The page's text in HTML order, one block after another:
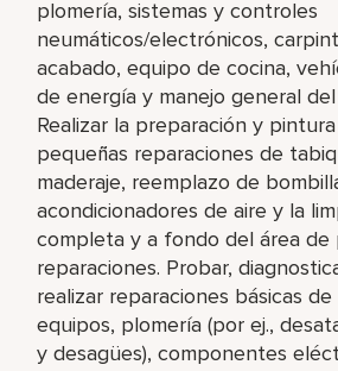
plomería, sistemas y controles
neumáticos/electrónicos,
acabado, equipo de cocina,
de energía y manejo general
Realizar la preparación y
pequeñas reparaciones de
maderaje, reemplazo de
acondicionadores de aire y la
completa y a fondo del área de
reparaciones. Probar,
realizar reparaciones básicas
equipos, plomería (por ej.,
y desagües), componentes